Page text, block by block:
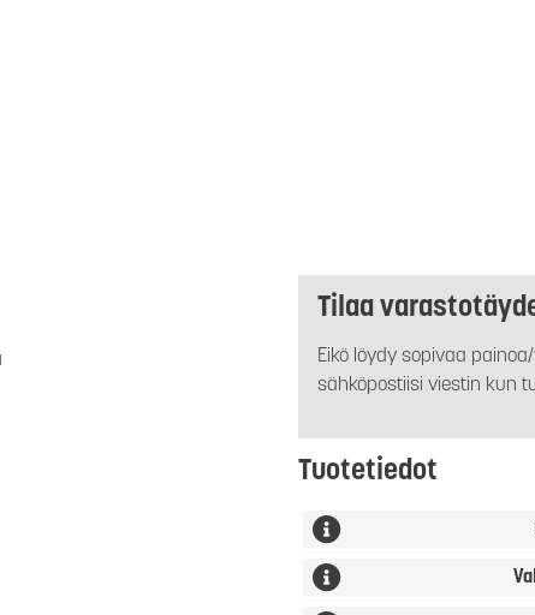
Tilaa
Eikö löydy sopivaa
sähköpostiisi viestin kun
Tuotetiedot